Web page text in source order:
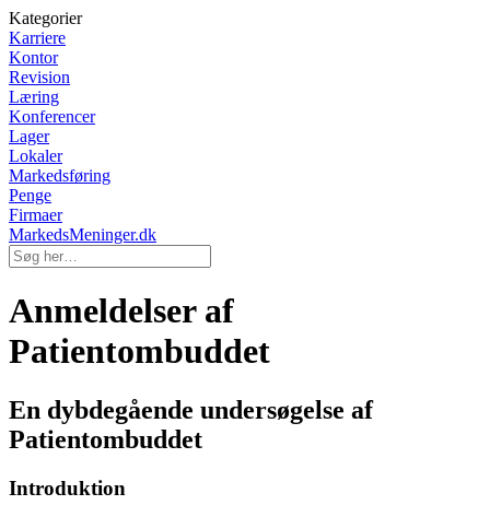
Kategorier
Karriere
Kontor
Revision
Læring
Konferencer
Lager
Lokaler
Markedsføring
Penge
Firmaer
MarkedsMeninger.dk
Anmeldelser af
Patientombuddet
En dybdegående undersøgelse af
Patientombuddet
Introduktion